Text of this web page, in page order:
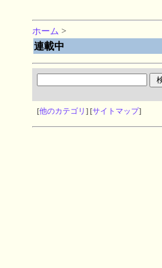
ホーム >
連載中
[他のカテゴリ ] [サイトマップ]